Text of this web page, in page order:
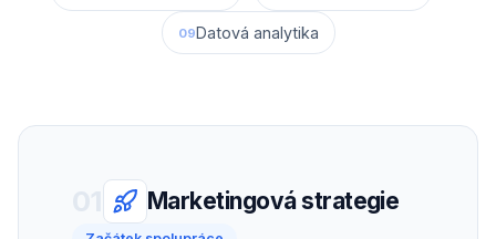
09Datová analytika
Marketingová strategie